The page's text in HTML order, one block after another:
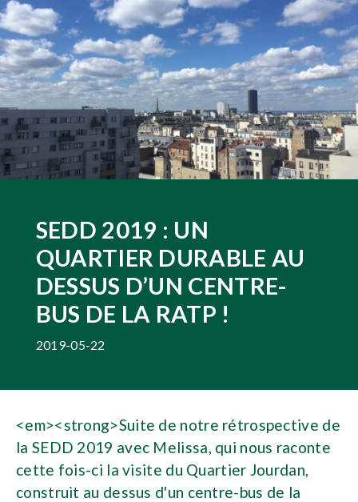
SEDD 2019 : UN
QUARTIER DURABLE AU
DESSUS D’UN CENTRE-
BUS DE LA RATP !
2019-05-22
<em><strong>Suite de notre rétrospective de
la SEDD 2019 avec Melissa, qui nous raconte
cette fois-ci la visite du Quartier Jourdan,
construit au dessus d'un centre-bus de la